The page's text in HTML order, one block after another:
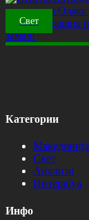
Свет
Категории
Македонија
Свет
Анализи
Интервјуа
Инфо